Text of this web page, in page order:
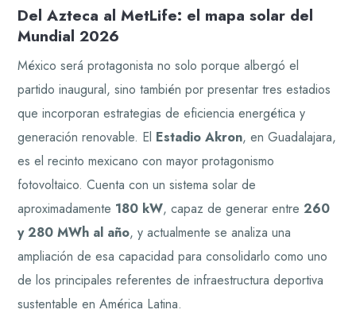
Del Azteca al MetLife: el mapa solar del
Mundial 2026
México será protagonista no solo porque albergó el
partido inaugural, sino también por presentar tres estadios
que incorporan estrategias de eficiencia energética y
generación renovable. El Estadio Akron, en Guadalajara,
es el recinto mexicano con mayor protagonismo
fotovoltaico. Cuenta con un sistema solar de
aproximadamente 180 kW, capaz de generar entre260
y 280 MWh al año, y actualmente se analiza una
ampliación de esa capacidad para consolidarlo como uno
de los principales referentes de infraestructura deportiva
sustentable en América Latina.